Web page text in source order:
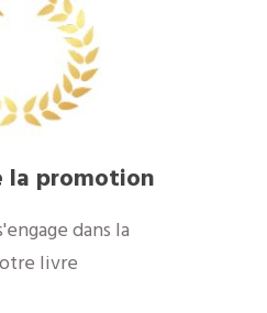
la promotion
dans la
livre